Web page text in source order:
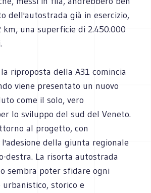
dell'autostrada già in esercizio,
km, una superficie di 2.450.000
riproposta della A31 comincia
viene presentato un nuovo
come il solo, vero
lo sviluppo del sud del Veneto.
al progetto, con
della giunta regionale
destra. La risorta autostrada
sembra poter sfidare ogni
storico e